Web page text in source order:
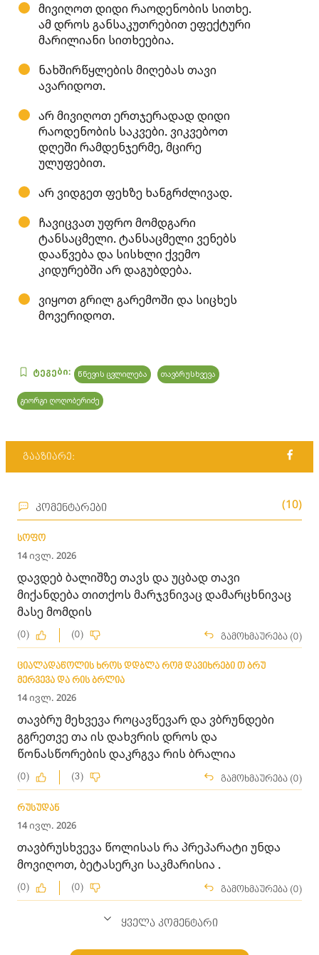
მივიღოთ დიდი რაოდენობის სითხე.
ამ დროს განსაკუთრებით ეფექტური
მარილიანი სითხეებია.
ნახშირწყლების მიღებას თავი
ავარიდოთ.
არ მივიღოთ ერთჯერადად დიდი
რაოდენობის საკვები. ვიკვებოთ
დღეში რამდენჯერმე, მცირე
ულუფებით.
არ ვიდგეთ ფეხზე ხანგრძლივად.
ჩავიცვათ უფრო მომდგარი
ტანსაცმელი. ტანსაცმელი ვენებს
დააწვება და სისხლი ქვემო
კიდურებში არ დაგუბდება.
ვიყოთ გრილ გარემოში და სიცხეს
მოვერიდოთ.
ტეგები: წნევის ცვლილება თავბრუსხვევა
გიორგი ღოღობერიძე
გააზიარე:
კომენტარები (10)
სოფო
14 ივლ. 2026
დავდებ ბალიშზე თავს და უცბად თავი
მიქანდება თითქოს მარჯვნივაც დამარცხნივაც
მასე მომდის
(0) (0) გამოხმაურება (0)
ციალადაწოლის ხროს დდბლა რომ დავიხრები თ ბრუ
მერვევა და რის ბრლია
14 ივლ. 2026
თავბრუ მეხვევა როცავწევარ და ვბრუნდები
გგრეთვე თა ის დახვრის დროს და
წონასწორების დაკრგვა რის ბრალია
(0) (3) გამოხმაურება (0)
რუსუდან
14 ივლ. 2026
თავბრუსხვევა წოლისას რა პრეპარატი უნდა
მოვიღოთ, ბეტასერკი საკმარისია .
(0) (0) გამოხმაურება (0)
ყველა კომენტარი